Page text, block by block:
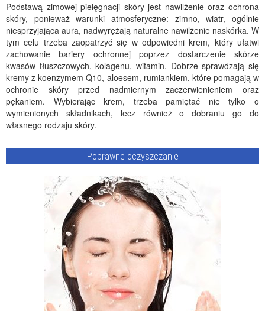
Podstawą zimowej pielęgnacji skóry jest nawilżenie oraz ochrona
skóry, ponieważ warunki atmosferyczne: zimno, wiatr, ogólnie
niesprzyjająca aura, nadwyrężają naturalne nawilżenie naskórka. W
tym celu trzeba zaopatrzyć się w odpowiedni krem, który ułatwi
zachowanie bariery ochronnej poprzez dostarczenie skórze
kwasów tłuszczowych, kolagenu, witamin. Dobrze sprawdzają się
kremy z koenzymem Q10, aloesem, rumiankiem, które pomagają w
ochronie skóry przed nadmiernym zaczerwienieniem oraz
pękaniem. Wybierając krem, trzeba pamiętać nie tylko o
wymienionych składnikach, lecz również o dobraniu go do
własnego rodzaju skóry.
Poprawne oczyszczanie